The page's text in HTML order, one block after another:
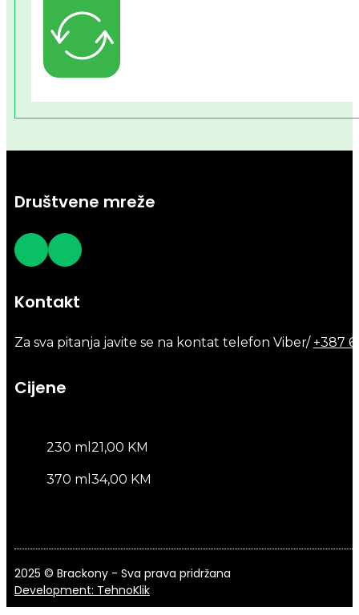
Društvene mreže
Kontakt
Za sva pitanja javite se na kontat telefon Viber/+387
Cijene
230 ml 21,00 KM
370 ml 34,00 KM
2025 © Brackony - Sva prava pridržana
Development: TehnoKlik